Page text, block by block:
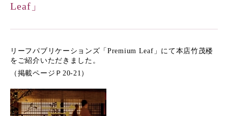
Leaf」
リーフパブリケーションズ「Premium Leaf」にて本店竹茂楼
をご紹介いただきました。
（掲載ページＰ20-21）